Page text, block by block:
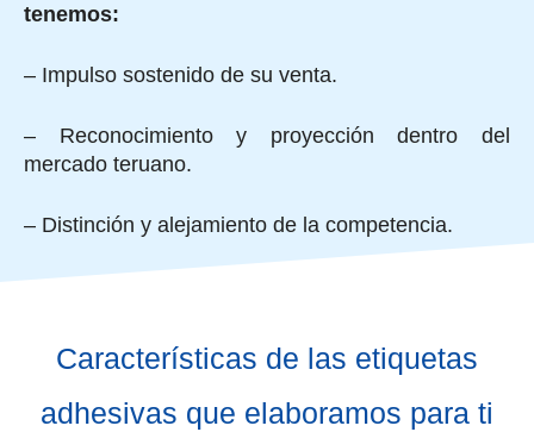
tenemos:
– Impulso sostenido de su venta.
– Reconocimiento y proyección dentro del
mercado teruano.
– Distinción y alejamiento de la competencia.
Características de las etiquetas
adhesivas que elaboramos para ti